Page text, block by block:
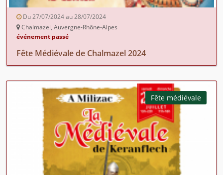
Du 27/07/2024 au 28/07/2024
Chalmazel, Auvergne-Rhône-Alpes
événement passé
Fête Médiévale de Chalmazel 2024
Fête médiévale